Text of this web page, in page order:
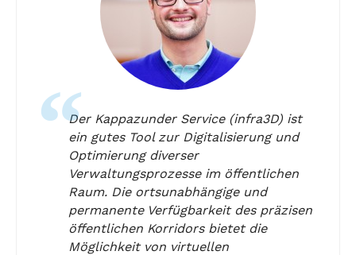
Der Kappazunder Service (infra3D) ist
ein gutes Tool zur Digitalisierung und
Optimierung diverser
Verwaltungsprozesse im öffentlichen
Raum. Die ortsunabhängige und
permanente Verfügbarkeit des präzisen
öffentlichen Korridors bietet die
Möglichkeit von virtuellen